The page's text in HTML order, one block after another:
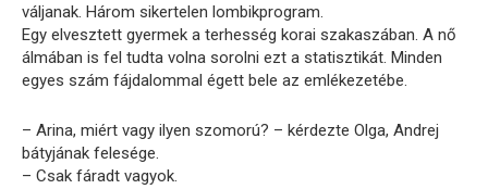
váljanak. Három sikertelen lombikprogram.
Egy elvesztett gyermek a terhesség korai szakaszában. A nő
álmában is fel tudta volna sorolni ezt a statisztikát. Minden
egyes szám fájdalommal égett bele az emlékezetébe.
– Arina, miért vagy ilyen szomorú? – kérdezte Olga, Andrej
bátyjának felesége.
– Csak fáradt vagyok.